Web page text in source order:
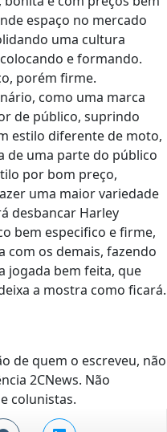
espaço no mercado
uma cultura
e formando.
porém firme.
como uma marca
de público, suprindo
estilo diferente de moto,
de uma parte do público
por bom preço,
uma maior variedade
desbancar Harley
bem especifico e firme,
com os demais, fazendo
jogada bem feita, que
a mostra como ficará.
de quem o escreveu, não
2CNews. Não
colunistas.